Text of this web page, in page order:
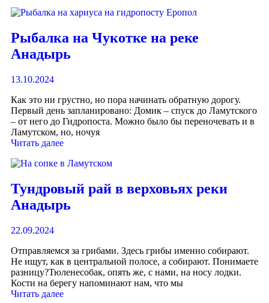
Рыбалка на Чукотке на реке
Анадырь
13.10.2024
Как это ни грустно, но пора начинать обратную дорогу.
Первый день запланировано: Домик – спуск до Ламутского
– от него до Гидропоста. Можно было бы переночевать и в
Ламутском, но, ночуя
Читать далее
Тундровый рай в верховьях реки
Анадырь
22.09.2024
Отправляемся за грибами. Здесь грибы именно собирают.
Не ищут, как в центральной полосе, а собирают. Понимаете
разницу?Тюленесобак, опять же, с нами, на носу лодки.
Кости на берегу напоминают нам, что мы
Читать далее